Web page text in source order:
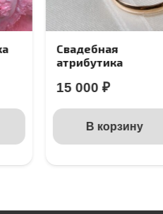
Свадебная
атрибутика
15 000₽
В корзину